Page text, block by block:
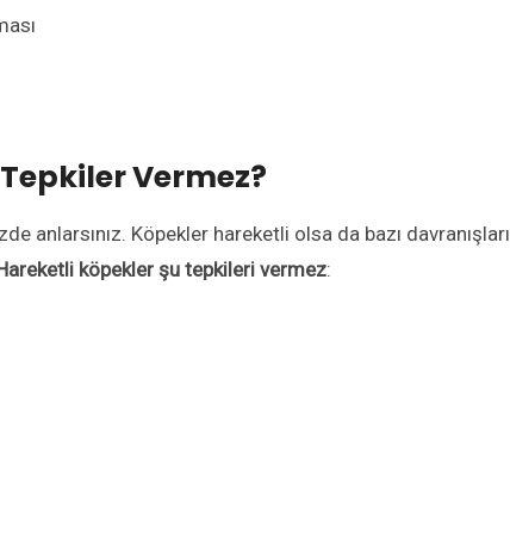
Vermez?
anlarsınız. Köpekler hareketli olsa da bazı davranışları
köpekler şu tepkileri vermez: